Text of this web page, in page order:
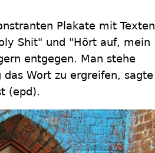
Plakate mit Texten
Shit" und "Hört auf, mein
entgegen. Man stehe
Wort zu ergreifen, sagte
(epd).